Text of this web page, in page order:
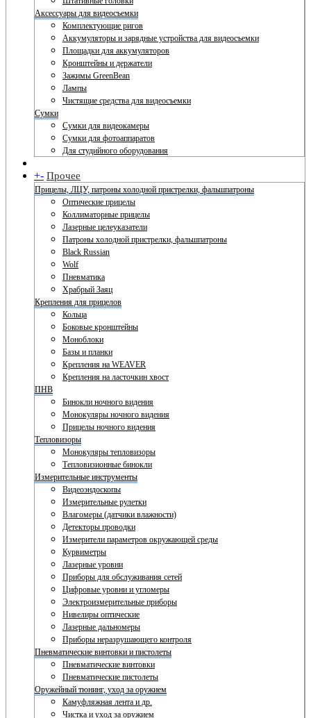
Аксессуары для видеосъемки
Комплектующие ригов
Аккумуляторы и зарядные устройства для видеосъемки
Площадки для аккумуляторов
Кронштейны и держатели
Зажимы GreenBean
Лампы
Чистящие средства для видеосъемки
Сумки
Сумки для видеокамеры
Сумки для фотоаппаратов
Для студийного оборудования
+- Прочее
Прицелы, ЛЦУ, патроны холодной пристрелки, фальшпатроны
Оптические прицелы
Коллиматорные прицелы
Лазерные целеуказатели
Патроны холодной пристрелки, фальшпатроны
Black Russian
Wolf
Пневматика
Храбрый Заяц
Крепления для прицелов
Кольца
Боковые кронштейны
Моноблоки
Базы и планки
Крепления на WEAVER
Крепления на ласточкин хвост
ПНВ
Бинокли ночного видения
Монокуляры ночного видения
Прицелы ночного видения
Тепловизоры
Монокуляры тепловизоры
Тепловизионные бинокли
Измерительные инструменты
Видеоэндоскопы
Измерительные рулетки
Влагомеры (датчики влажности)
Детекторы проводки
Измерители параметров окружающей среды
Курвиметры
Лазерные уровни
Приборы для обслуживания сетей
Цифровые уровни и угломеры
Электроизмерительные приборы
Нивелиры оптические
Лазерные дальномеры
Приборы неразрушающего контроля
Пневматические винтовки и пистолеты
Пневматические винтовки
Пневматические пистолеты
Оружейный тюнинг, уход за оружием
Камуфляжная лента и др.
Чистка и уход за оружием